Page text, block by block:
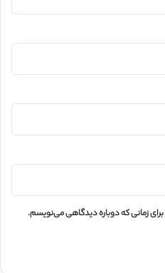
زمانی که دوباره دیدگاهی می‌نویسم.